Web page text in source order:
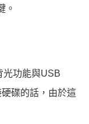
。
光功能與USB
碟的話，由於這